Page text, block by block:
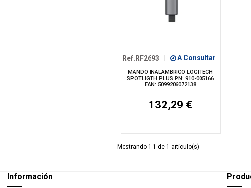
Ref.RF2693 A Consultar
MANDO INALAMBRICO LOGITECH
SPOTLIGTH PLUS PN: 910-005166
EAN: 5099206072138
132,29 €
Mostrando 1-1 de 1 artículo(s)
Información